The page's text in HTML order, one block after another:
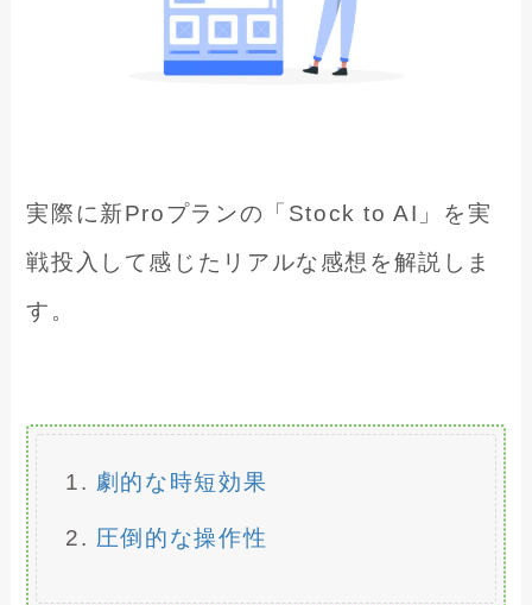
実際に新Proプランの「Stock to AI」を実
戦投入して感じたリアルな感想を解説しま
す。
劇的な時短効果
圧倒的な操作性